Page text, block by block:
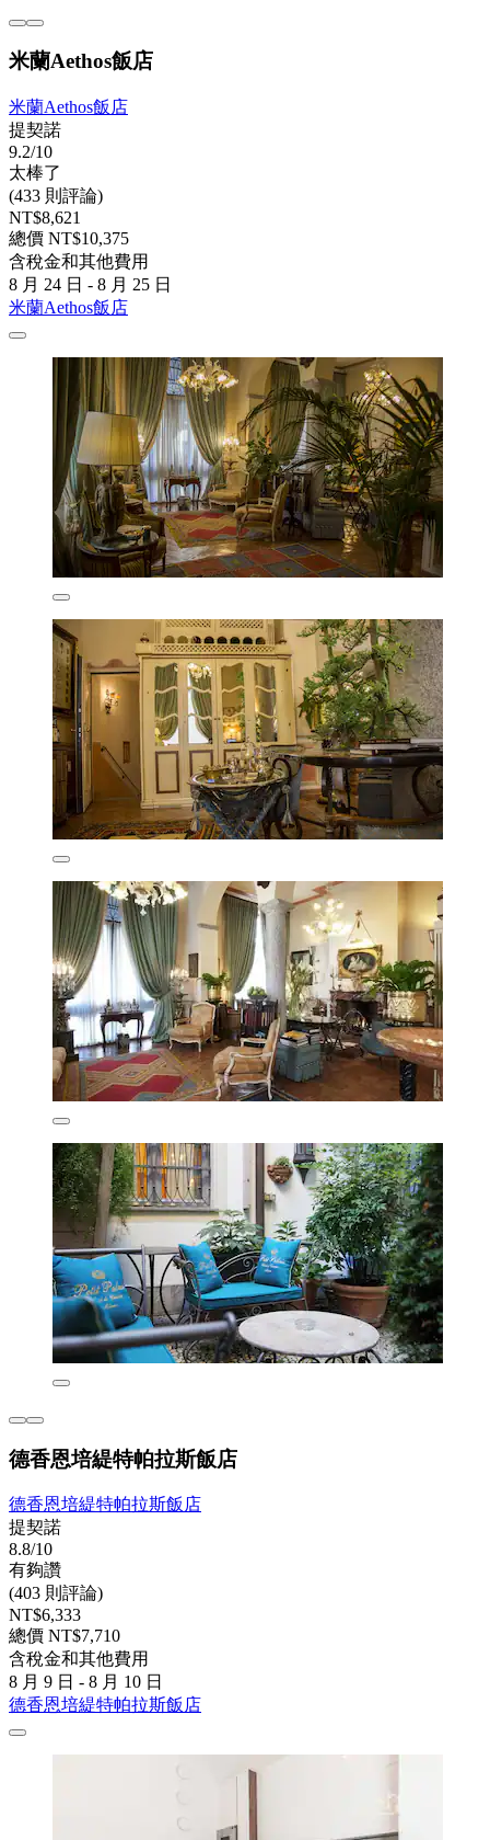
米蘭Aethos飯店
米蘭Aethos飯店
提契諾
9.2/10
太棒了
(433 則評論)
NT$8,621
總價 NT$10,375
含稅金和其他費用
8 月 24 日 - 8 月 25 日
米蘭Aethos飯店
德香恩培緹特帕拉斯飯店
德香恩培緹特帕拉斯飯店
提契諾
8.8/10
有夠讚
(403 則評論)
NT$6,333
總價 NT$7,710
含稅金和其他費用
8 月 9 日 - 8 月 10 日
德香恩培緹特帕拉斯飯店